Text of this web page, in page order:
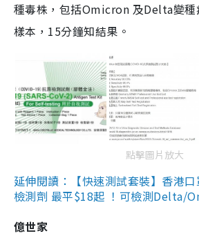
種毒株，包括Omicron 及Delta變種
樣本，15分鐘知結果。
點擊圖片放大
延伸閱讀：【快速測試套裝】香港
檢測劑 最平$18起 ！可檢測Delta/
億世家